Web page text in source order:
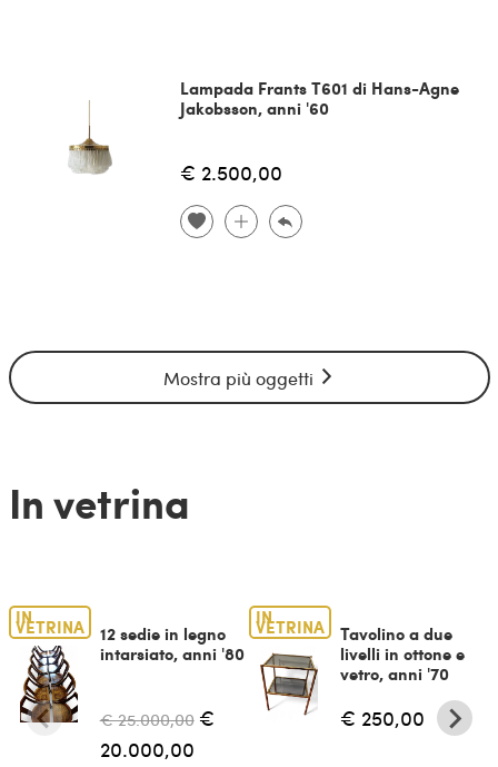
Lampada Frants T601 di Hans-Agne
Jakobsson, anni '60
€ 2.500,00
Mostra più oggetti
In vetrina
IN
VETRINA
12 sedie in legno
intarsiato, anni '80
€ 25.000,00 €
20.000,00
IN
VETRINA
Tavolino a due
livelli in ottone e
vetro, anni '70
€ 250,00